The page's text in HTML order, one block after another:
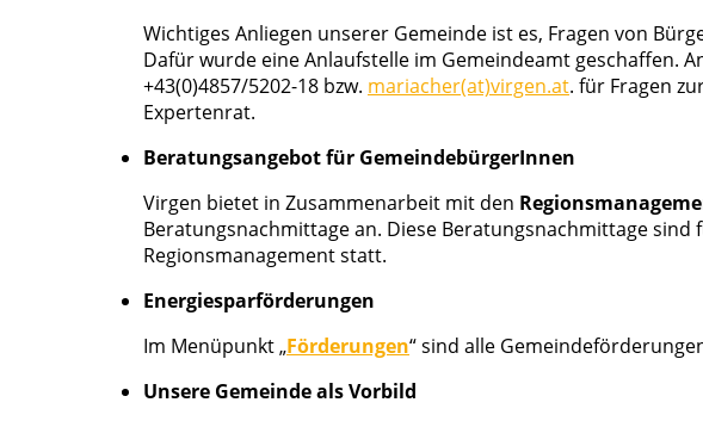
Wichtiges Anliegen unserer Gemeinde ist es, Fragen von
Dafür wurde eine Anlaufstelle im Gemeindeamt geschaffen.
+43(0)4857/5202-18 bzw. mariacher(at)virgen.at. für Fragen
Expertenrat.
Beratungsangebot für GemeindebürgerInnen
Virgen bietet in Zusammenarbeit mit den
Beratungsnachmittage an. Diese Beratungsnachmittage
Regionsmanagement statt.
Energiesparförderungen
Im Menüpunkt „Förderungen“ sind alle
Unsere Gemeinde als Vorbild